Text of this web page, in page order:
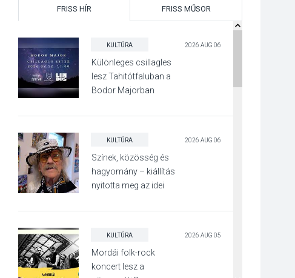
FRISS HÍR FRISS MŰSOR
KULTÚRA 2026 AUG 06
Különleges csillagles
lesz Tahitótfaluban a
Bodor Majorban
KULTÚRA 2026 AUG 06
Színek, közösség és
hagyomány – kiállítás
nyitotta meg az idei
KULTÚRA 2026 AUG 05
Mordái folk-rock
koncert lesz a